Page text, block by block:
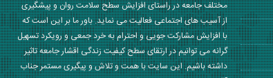
مختلف جامعه در راستای افزایش سطح سلامت روان و پیشگیری
از آسیب های اجتماعی فعالیت می نماید. باور ما بر این است که
با افزایش مشارکت جویی و احترام به خرد جمعی و رویکرد تسهیل
گرانه می توانیم در ارتقای سطح کیفیت زندگی اقشار جامعه تاثیر
داشته باشیم. این سایت با همت و تلاش و پیگیری مستمر جناب